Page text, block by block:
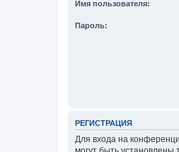
Имя пользователя:
Пароль:
РЕГИСТРАЦИЯ
Для входа на